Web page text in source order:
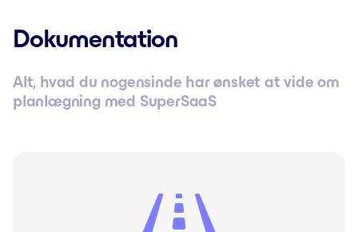
Dokumentation
Alt, hvad du nogensinde har ønsket at vide om
planlægning med SuperSaaS